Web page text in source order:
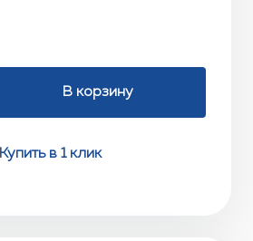
В корзину
Купить в 1 клик